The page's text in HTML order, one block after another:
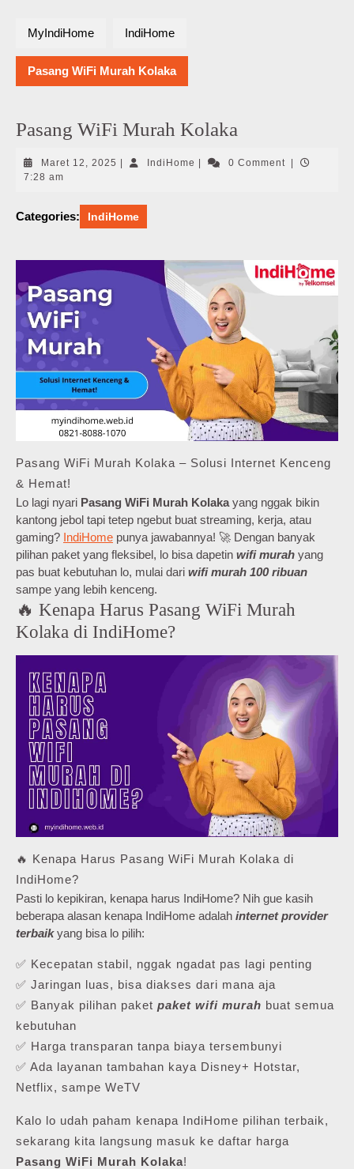
MyIndiHome IndiHome
Pasang WiFi Murah Kolaka
Pasang WiFi Murah Kolaka
Maret 12, 2025 Maret
IndiHome IndiHome0 Comment
7:28 am
Categories: IndiHome
Pasang WiFi Murah Kolaka – Solusi Internet Kenceng
& Hemat!
Lo lagi nyari Pasang WiFi Murah Kolakayang nggak bikin
kantong jebol tapi tetep ngebut buat streaming, kerja, atau
gaming? IndiHome punya jawabannya! 🚀 Dengan banyak
pilihan paket yang fleksibel, lo bisa dapetin wifi murah yang
pas buat kebutuhan lo, mulai dari wifi murah 100 ribuan
sampe yang lebih kenceng.
🔥 Kenapa Harus Pasang WiFi Murah
Kolaka di IndiHome?
🔥 Kenapa Harus Pasang WiFi Murah Kolaka di
IndiHome?
Pasti lo kepikiran, kenapa harus IndiHome? Nih gue kasih
beberapa alasan kenapa IndiHome adalah internet provider
terbaikyang bisa lo pilih:
✅ Kecepatan stabil, nggak ngadat pas lagi penting
✅ Jaringan luas, bisa diakses dari mana aja
✅ Banyak pilihan paket paket wifi murah buat semua
kebutuhan
✅ Harga transparan tanpa biaya tersembunyi
✅ Ada layanan tambahan kaya Disney+ Hotstar,
Netflix, sampe WeTV
Kalo lo udah paham kenapa IndiHome pilihan terbaik,
sekarang kita langsung masuk ke daftar harga
Pasang WiFi Murah Kolaka!